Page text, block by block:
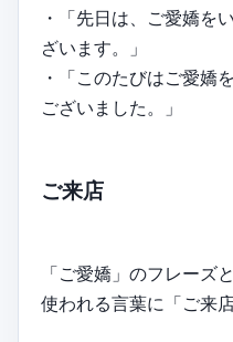
・「先日は、ご愛嬌を
ざいます。」
・「このたびはご愛嬌
ございました。」
ご来店
「ご愛嬌」のフレーズ
使われる言葉に「ご来